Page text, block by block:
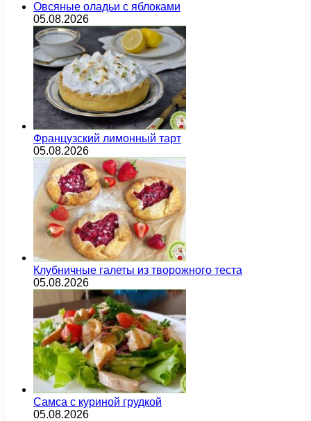
Овсяные оладьи с яблоками
05.08.2026
Французский лимонный тарт
05.08.2026
Клубничные галеты из творожного теста
05.08.2026
Самса с куриной грудкой
05.08.2026